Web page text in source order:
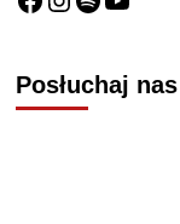
wystawy
Posłuchaj nas